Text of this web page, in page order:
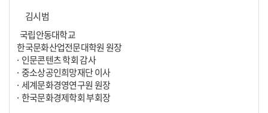
김시범
국립안동대학교
한국문화산업전문대학원 원장
· 인문콘텐츠 학회 감사
· 중소상공인희망재단 이사
· 세계문화경영연구원 원장
· 한국문화경제학회 부회장